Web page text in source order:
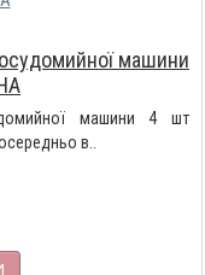
машини
машини 4 шт
в..